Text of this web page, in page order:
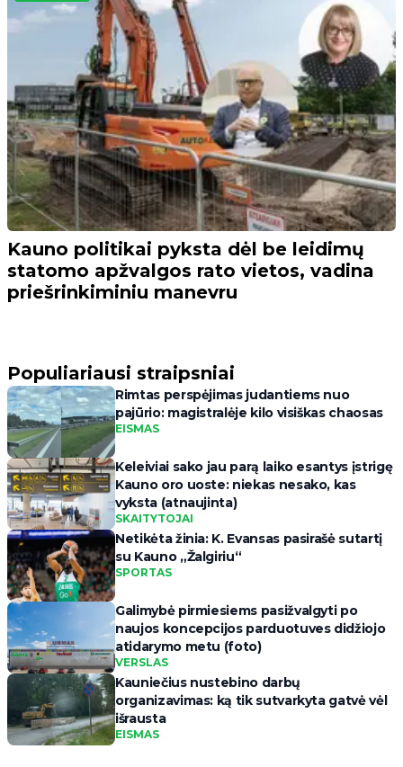
Kauno politikai pyksta dėl be leidimų
statomo apžvalgos rato vietos, vadina
priešrinkiminiu manevru
Populiariausi straipsniai
Rimtas perspėjimas judantiems nuo
pajūrio: magistralėje kilo visiškas chaosas
EISMAS
Keleiviai sako jau parą laiko esantys įstrigę
Kauno oro uoste: niekas nesako, kas
vyksta (atnaujinta)
SKAITYTOJAI
Netikėta žinia: K. Evansas pasirašė sutartį
su Kauno „Žalgiriu“
SPORTAS
Galimybė pirmiesiems pasižvalgyti po
naujos koncepcijos parduotuves didžiojo
atidarymo metu (foto)
VERSLAS
Kauniečius nustebino darbų
organizavimas: ką tik sutvarkyta gatvė vėl
išrausta
EISMAS